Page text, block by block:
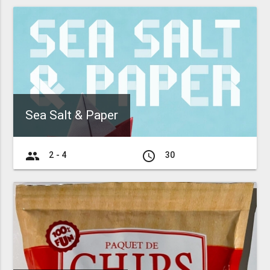
Sea Salt & Paper
group 2 - 4 access_time 30